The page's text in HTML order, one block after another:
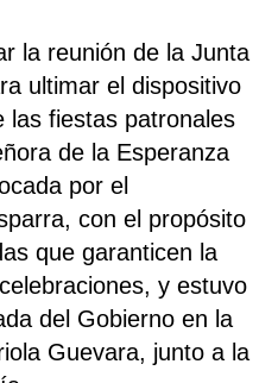
la reunión de la Junta
ultimar el dispositivo
las fiestas patronales
de la Esperanza
por el
con el propósito
que garanticen la
y estuvo
del Gobierno en la
Guevara, junto a la